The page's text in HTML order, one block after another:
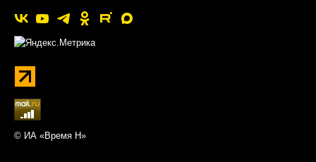
© ИА «Время Н»